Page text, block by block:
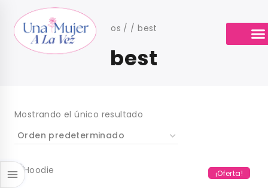
os / / best
best
Mostrando el único resultado
¡Oferta!